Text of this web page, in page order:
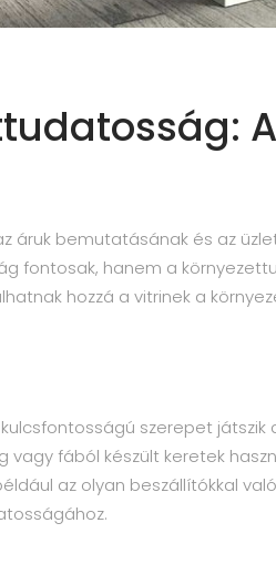
áruk bemutatásának és az
fontosak, hanem a
hozzá a vitrinek a
szerepet
fából készült keretek
az olyan beszállítókkal